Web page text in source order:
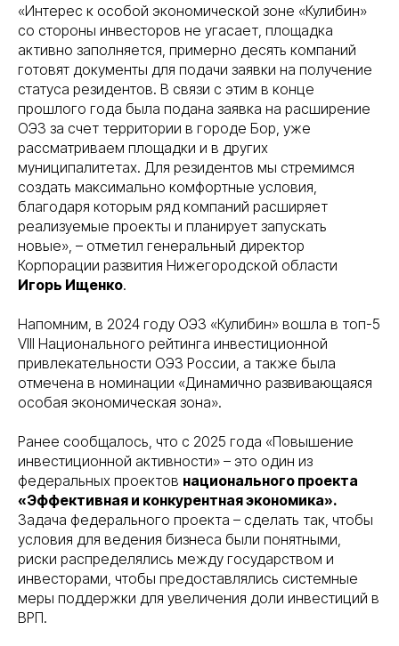
«Интерес к особой экономической зоне «Кулибин»
со стороны инвесторов не угасает, площадка
активно заполняется, примерно десять компаний
готовят документы для подачи заявки на получение
статуса резидентов. В связи с этим в конце
прошлого года была подана заявка на расширение
ОЭЗ за счет территории в городе Бор, уже
рассматриваем площадки и в других
муниципалитетах. Для резидентов мы стремимся
создать максимально комфортные условия,
благодаря которым ряд компаний расширяет
реализуемые проекты и планирует запускать
новые», – отметил генеральный директор
Корпорации развития Нижегородской области
Игорь Ищенко.
Напомним, в 2024 году ОЭЗ «Кулибин» вошла в топ-5
VIII Национального рейтинга инвестиционной
привлекательности ОЭЗ России, а также была
отмечена в номинации «Динамично развивающаяся
особая экономическая зона».
Ранее сообщалось, что с 2025 года «Повышение
инвестиционной активности» – это один из
федеральных проектов национального проекта
«Эффективная и конкурентная экономика».
Задача федерального проекта – сделать так, чтобы
условия для ведения бизнеса были понятными,
риски распределялись между государством и
инвесторами, чтобы предоставлялись системные
меры поддержки для увеличения доли инвестиций в
ВРП.